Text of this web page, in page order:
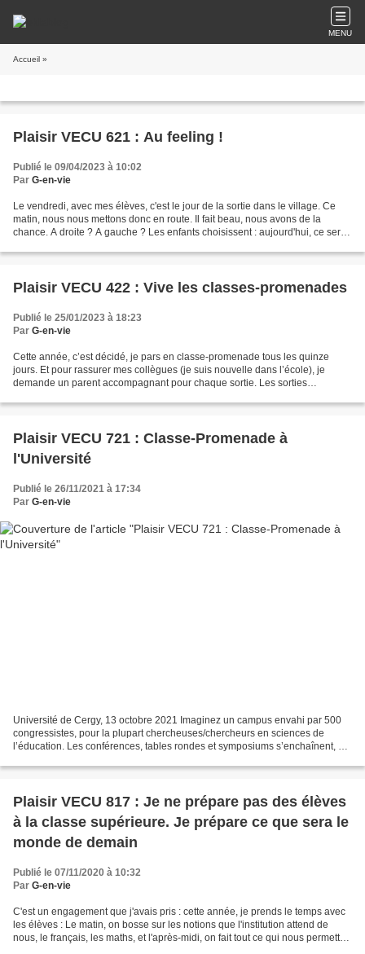
MENU
Accueil »
Plaisir VECU 621 : Au feeling !
Publié le 09/04/2023 à 10:02
Par G-en-vie
Le vendredi, avec mes élèves, c'est le jour de la sortie dans le village. Ce
matin, nous nous mettons donc en route. Il fait beau, nous avons de la
chance. A droite ? A gauche ? Les enfants choisissent : aujourd'hui, ce sera
Plaisir VECU 422 : Vive les classes-promenades
Publié le 25/01/2023 à 18:23
Par G-en-vie
Cette année, c’est décidé, je pars en classe-promenade tous les quinze
jours. Et pour rassurer mes collègues (je suis nouvelle dans l’école), je
demande un parent accompagnant pour chaque sortie. Les sorties
Plaisir VECU 721 : Classe-Promenade à
l'Université
Publié le 26/11/2021 à 17:34
Par G-en-vie
Université de Cergy, 13 octobre 2021 Imaginez un campus envahi par 500
congressistes, pour la plupart chercheuses/chercheurs en sciences de
l’éducation. Les conférences, tables rondes et symposiums s’enchaînent, se
Plaisir VECU 817 : Je ne prépare pas des élèves
à la classe supérieure. Je prépare ce que sera le
monde de demain
Publié le 07/11/2020 à 10:32
Par G-en-vie
C'est un engagement que j'avais pris : cette année, je prends le temps avec
les élèves : Le matin, on bosse sur les notions que l'institution attend de
nous, le français, les maths, et l'après-midi, on fait tout ce qui nous permettra